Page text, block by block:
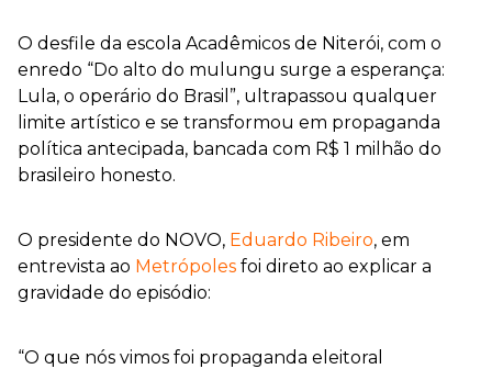
O desfile da escola Acadêmicos de Niterói, com o
enredo “Do alto do mulungu surge a esperança:
Lula, o operário do Brasil”, ultrapassou qualquer
limite artístico e se transformou em propaganda
política antecipada, bancada com R$ 1 milhão do
brasileiro honesto.
O presidente do NOVO, Eduardo Ribeiro, em
entrevista ao Metrópoles foi direto ao explicar a
gravidade do episódio:
“O que nós vimos foi propaganda eleitoral